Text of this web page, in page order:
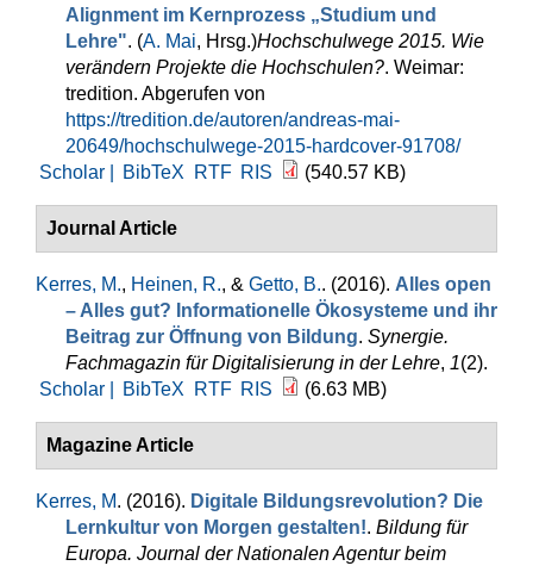
Alignment im Kernprozess „Studium und
Lehre". (A. Mai, Hrsg.)Hochschulwege 2015. Wie
verändern Projekte die Hochschulen?. Weimar:
tredition. Abgerufen von
https://tredition.de/autoren/andreas-mai-
20649/hochschulwege-2015-hardcover-91708/
Scholar |
BibTeX RTF RIS (540.57 KB)
Journal Article
Kerres, M., Heinen, R., & Getto, B.. (2016). Alles open
– Alles gut? Informationelle Ökosysteme und ihr
Beitrag zur Öffnung von Bildung. Synergie.
Fachmagazin für Digitalisierung in der Lehre, 1(2).
Scholar |
BibTeX RTF RIS (6.63 MB)
Magazine Article
Kerres, M. (2016). Digitale Bildungsrevolution? Die
Lernkultur von Morgen gestalten!. Bildung für
Europa. Journal der Nationalen Agentur beim